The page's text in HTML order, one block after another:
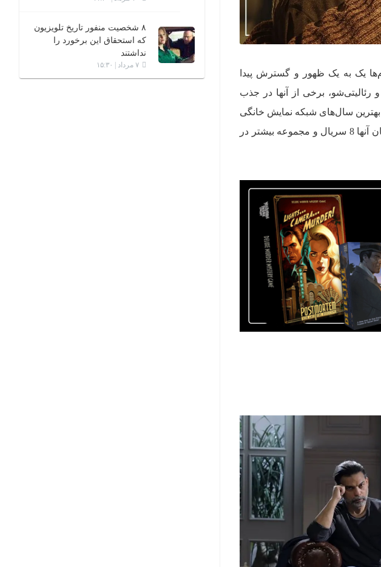
یک به یک ظهور و گسترش پیدا
برخی از آنها در جذب
و نقدهای مثبت بیشتر دریافت می‌کنند. سال 1403 یکی از بهترین سال‌های شبکه نمایش خانگی
بود که تقریبا با شروع هر فصل سریال‌های زیادی راهی پلتفرم‌ها می‌شد. اما از میان آنها 8 سریال و مجموعه بیشتر در
۸ شخصیت منفور تاریخ تلویزیون
که استحقاق این برخورد را
نداشتند
۷ مرداد | ۱۵:۳۰